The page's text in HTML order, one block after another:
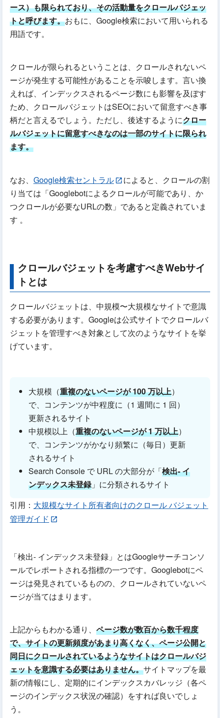
ース）も限られており、その活動量をクロールバジェッ
トと呼びます。おもに、Google検索において用いられる
用語です。
クロールが限られるということは、クロールされないペ
ージが発生する可能性があることを示唆します。言い換
えれば、インデックスされるページ数にも影響を及ぼす
ため、クロールバジェットはSEOにおいて留意すべき事
柄だと言えるでしょう。ただし、後述するようにクロー
ルバジェットに留意すべきなのは一部のサイトに限られ
ます。
なお、 Google検索セントラル
によると、クロールの割
り当ては「Googlebotによるクロールが可能であり、か
つクロールが必要なURLの数」であると定義されていま
す 。
クロールバジェットを考慮すべきWebサイ
トとは
クロールバジェットは、中規模〜大規模なサイトで意識
する必要があります。Googleは公式サイトでクロールバ
ジェットを管理すべき対象として次のようなサイトを挙
げています。
大規模（重複のないページが 100 万以上）
で、コンテンツが中程度に（1 週間に 1 回）
更新されるサイト
中規模以上（重複のないページが 1 万以上）
で、コンテンツがかなり頻繁に（毎日）更新
されるサイト
Search Console で URL の大部分が「検出- イ
ンデックス未登録」に分類されるサイト
引用： 大規模なサイト所有者向けのクロール バジェット
管理ガイド
「検出- インデックス未登録」とはGoogleサーチコンソ
ールでレポートされる指標の一つです。Googlebotにペ
ージは発見されているものの、クロールされていないペ
ージが当てはまります。
上記からもわかる通り、 ページ数が数百から数千程度
で、サイトの更新頻度があまり高くなく、ページ公開と
同日にクロールされているようなサイトはクロールバジ
ェットを意識する必要はありません。サイトマップを最
新の情報にし、定期的にインデックスカバレッジ（各ペ
ージのインデックス状況の確認）をすれば良いでしょ
う。